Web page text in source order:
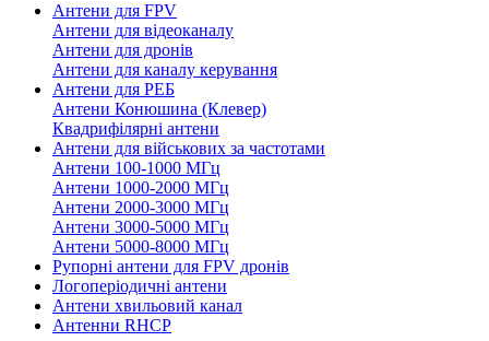
Антени для FPV
Антени для відеоканалу
Антени для дронів
Антени для каналу керування
Антени для РЕБ
Антени Конюшина (Клевер)
Квадрифілярні антени
Антени для військових за частотами
Антени 100-1000 МГц
Антени 1000-2000 МГц
Антени 2000-3000 МГц
Антени 3000-5000 МГц
Антени 5000-8000 МГц
Рупорні антени для FPV дронів
Логоперіодичні антени
Антени хвильовий канал
Антенни RHCP